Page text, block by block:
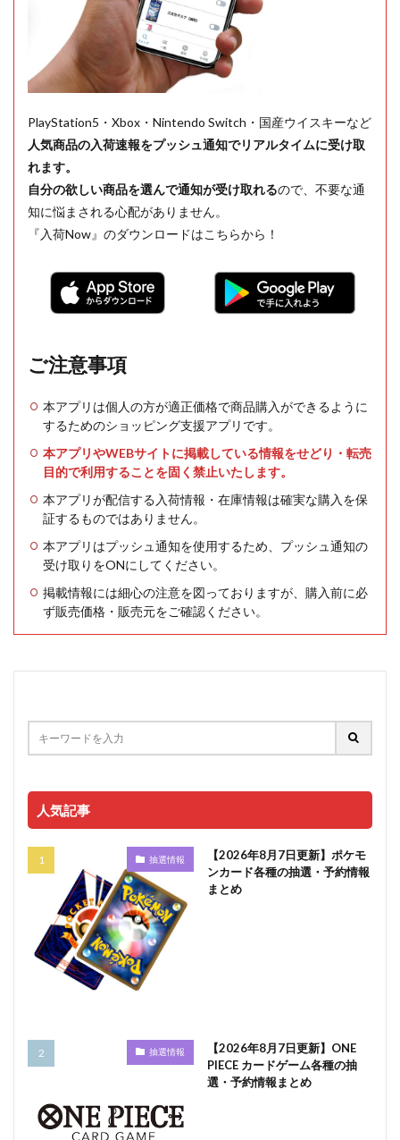
PlayStation5・Xbox・Nintendo Switch・国産ウイスキーなど
人気商品の入荷速報をプッシュ通知でリアルタイムに受け取
れます。
自分の欲しい商品を選んで通知が受け取れるので、不要な通
知に悩まされる心配がありません。
『入荷Now』のダウンロードはこちらから！
ご注意事項
本アプリは個人の方が適正価格で商品購入ができるように
するためのショッピング支援アプリです。
本アプリやWEBサイトに掲載している情報をせどり・転売
目的で利用することを固く禁止いたします。
本アプリが配信する入荷情報・在庫情報は確実な購入を保
証するものではありません。
本アプリはプッシュ通知を使用するため、プッシュ通知の
受け取りをONにしてください。
掲載情報には細心の注意を図っておりますが、購入前に必
ず販売価格・販売元をご確認ください。
人気記事
抽選情報
【2026年8月7日更新】ポケモ
ンカード各種の抽選・予約情報
まとめ
抽選情報
【2026年8月7日更新】ONE
PIECE カードゲーム各種の抽
選・予約情報まとめ